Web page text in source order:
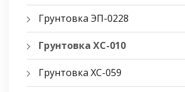
Грунтовка ЭП-0228
Грунтовка ХС-010
Грунтовка ХС-059